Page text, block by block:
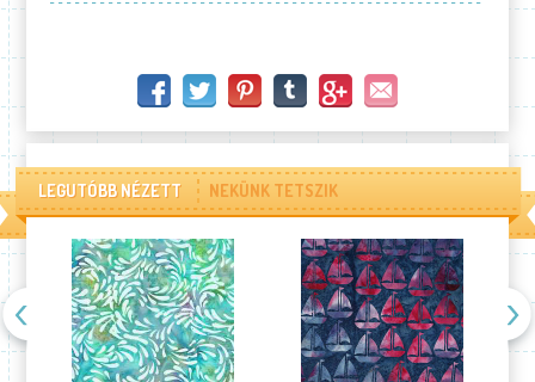
LEGUTÓBB NÉZETT NEKÜNK TETSZIK